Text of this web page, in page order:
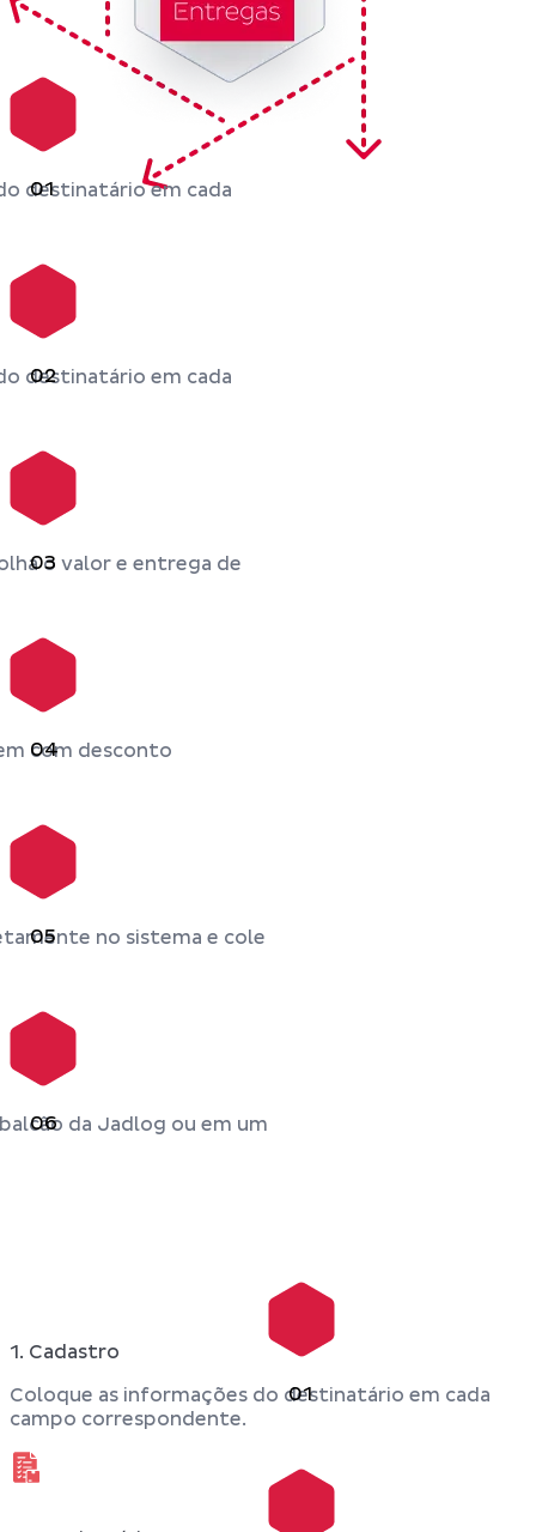
01
destinatário em cada
02
destinatário em cada
03o valor e entrega de
04
com desconto
05 no sistema e cole
06 da Jadlog ou em um
01
1. Cadastro
Coloque as informações do destinatário em cada
campo correspondente.